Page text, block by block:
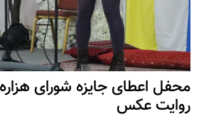
محفل اعطای جایزه شورای هزاره
روایت عکس